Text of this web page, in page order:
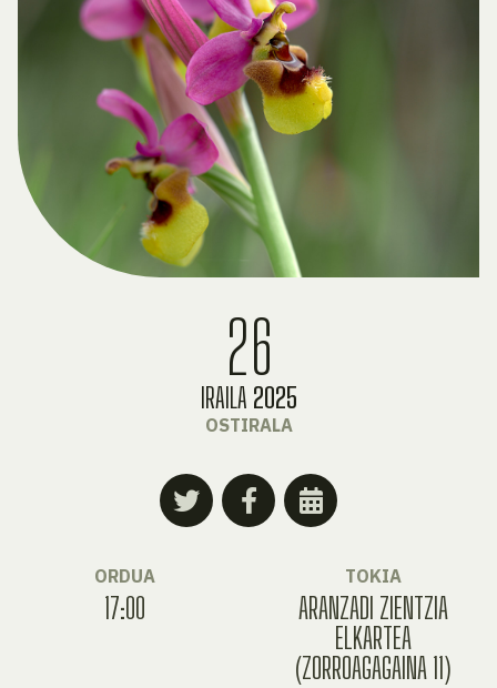
26
IRAILA 2025
OSTIRALA
ORDUA
17:00
TOKIA
ARANZADI ZIENTZIA
ELKARTEA
(ZORROAGAGAINA 11)